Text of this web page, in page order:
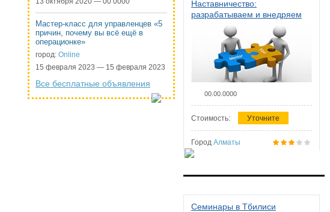
Мастер-класс для управленцев «5
причин, почему вы всё ещё в
операционке»
город: Online
15 февраля 2023 — 15 февраля 2023
Все бесплатные объявления
Наставничество:
разрабатываем и внедряем
систему наставничества в
организации
00.00.0000
Стоимость: Уточните
Город Алматы
Семинары в Тбилиси